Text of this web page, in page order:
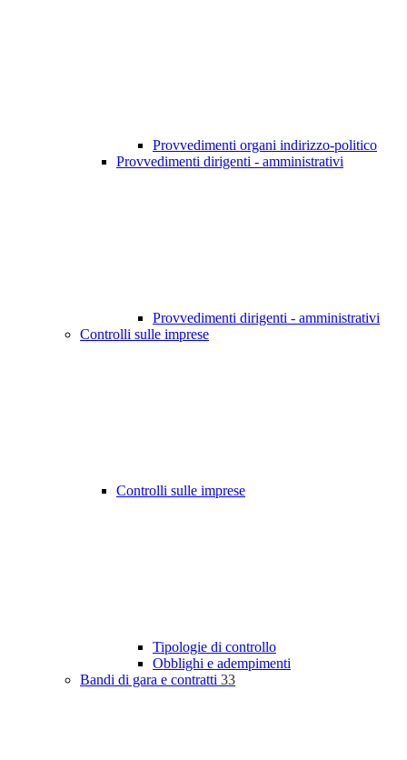
Provvedimenti organi indirizzo-politico
Provvedimenti dirigenti - amministrativi
Provvedimenti dirigenti - amministrativi
Controlli sulle imprese
Controlli sulle imprese
Tipologie di controllo
Obblighi e adempimenti
Bandi di gara e contratti 33